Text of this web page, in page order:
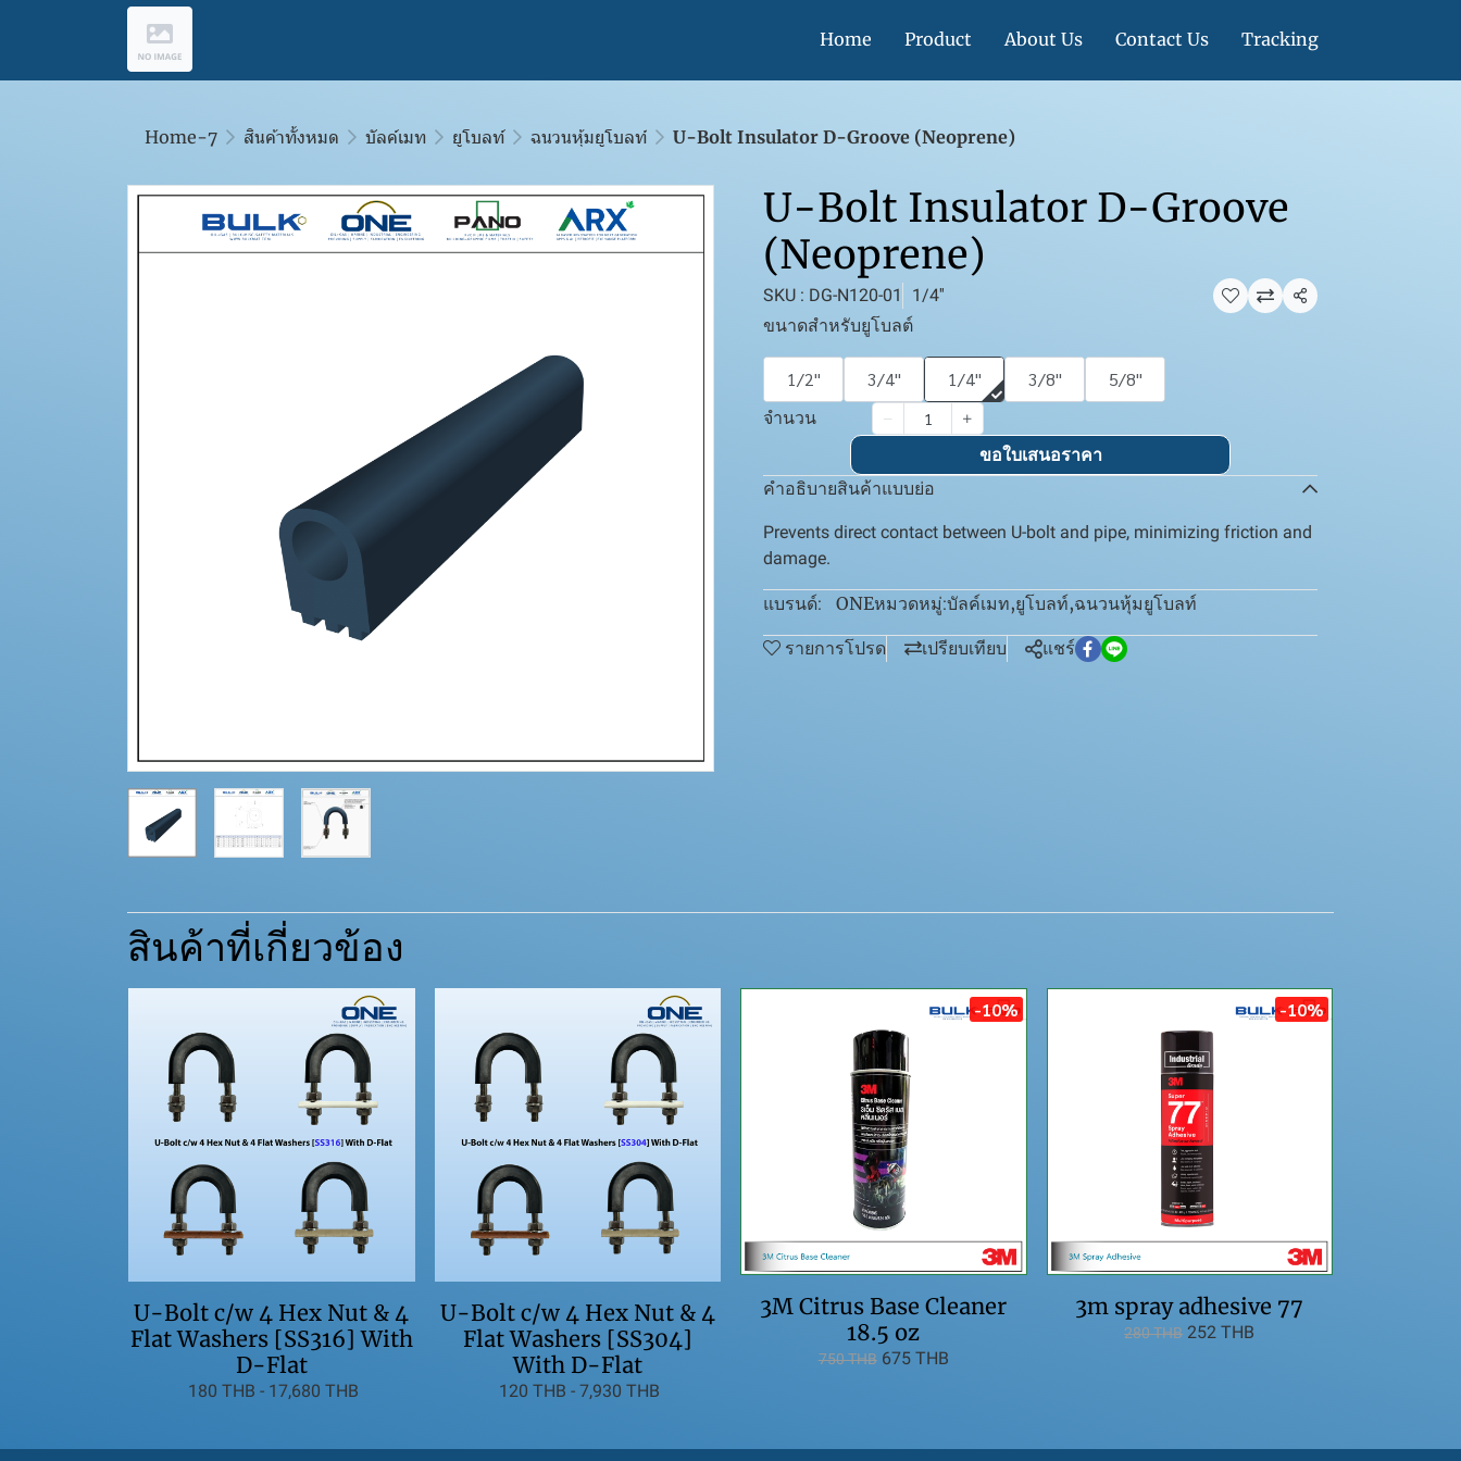
Home Product About Us Contact Us Tracking
Home-7 สินค้าทั้งหมด บัลค์เมท ยูโบลท์ ฉนวนหุ้มยูโบลท์ U-Bolt Insulator D-Groove (Neoprene)
U-Bolt Insulator D-Groove
(Neoprene)
SKU : DG-N120-01 1/4''
แชร์
ขนาดสำหรับยูโบลต์
1/2'' 3/4'' 1/4'' 3/8'' 5/8''
จำนวน
ขอใบเสนอราคา
คำอธิบายสินค้าแบบย่อ
Prevents direct contact between U-bolt and pipe, minimizing friction and
damage.
แบรนด์: ONEหมวดหมู่:บัลค์เมท,ยูโบลท์,ฉนวนหุ้มยูโบลท์
รายการโปรด เปรียบเทียบ แชร์
สินค้าที่เกี่ยวข้อง
U-Bolt c/w 4 Hex Nut & 4
Flat Washers [SS316] With
D-Flat
180 THB - 17,680 THB
U-Bolt c/w 4 Hex Nut & 4
Flat Washers [SS304]
With D-Flat
120 THB - 7,930 THB
-10%
3M Citrus Base Cleaner
18.5 oz
750 THB 675 THB
-10%
3m spray adhesive 77
280 THB 252 THB